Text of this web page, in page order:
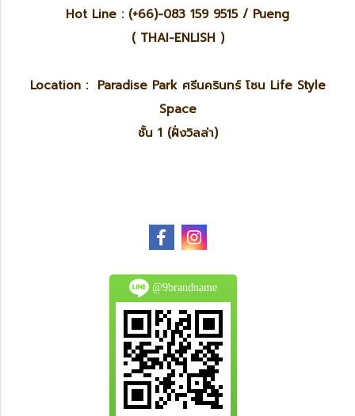
Hot Line : (+66)-083 159 9515 / Pueng
( THAI-ENLISH )
Location : Paradise Park ศรีนครินทร์ โซน Life Style
Space
ชั้น 1 (ฝั่งวิลล่า)
@9brandname